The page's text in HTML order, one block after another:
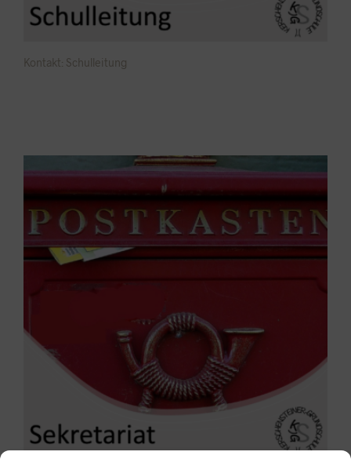
Kontakt: Schulleitung